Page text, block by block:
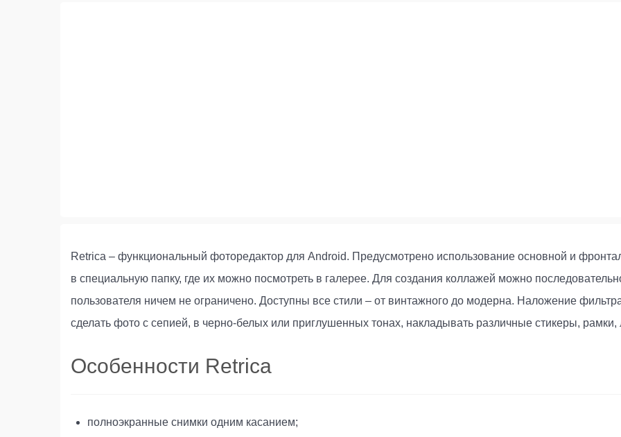
Retrica – функциональный фоторедактор для Android. Предусмотрено использование основной и
в специальную папку, где их можно посмотреть в галерее. Для создания коллажей можно
пользователя ничем не ограничено. Доступны все стили – от винтажного до модерна. Наложение
сделать фото с сепией, в черно-белых или приглушенных тонах, накладывать различные стикеры, рамки,
Особенности Retrica
полноэкранные снимки одним касанием;